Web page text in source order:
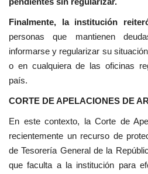
Finalmente, la institución
personas que mantienen
informarse y regularizar su
o en cualquiera de las oficinas
país.
CORTE DE APELACIONES DE
En este contexto, la Corte de
recientemente un recurso de
de Tesorería General de la
que faculta a la institución para